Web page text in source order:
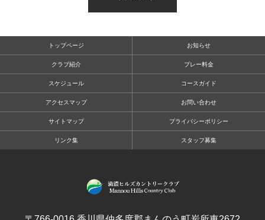
トップページ お知らせ
クラブ紹介 プレー料金
スケジュール コースガイド
アクセスマップ お問い合わせ
サイトマップ プライバシーポリシー
リンク集 スタッフ募集